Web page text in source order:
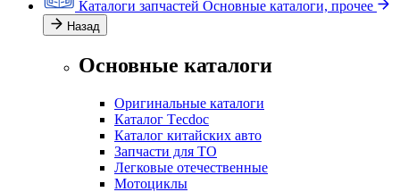
Каталоги запчастей Основные каталоги, прочее
Назад
Основные каталоги
Оригинальные каталоги
Каталог Тecdoc
Каталог китайских авто
Запчасти для ТО
Легковые отечественные
Мотоциклы